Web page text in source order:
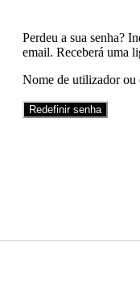
Perdeu a sua senha?
email. Receberá uma
Nome de utilizador ou
Redefinir senha